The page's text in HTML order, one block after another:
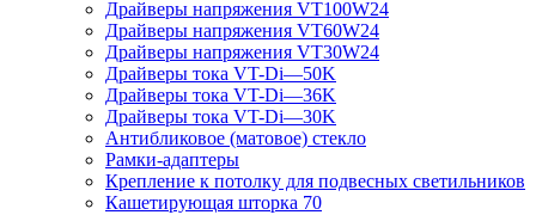
Драйверы напряжения VT100W24
Драйверы напряжения VT60W24
Драйверы напряжения VT30W24
Драйверы тока VT-Di—50K
Драйверы тока VT-Di—36K
Драйверы тока VT-Di—30K
Антибликовое (матовое) стекло
Рамки-адаптеры
Крепление к потолку для подвесных светильников
Кашетирующая шторка 70